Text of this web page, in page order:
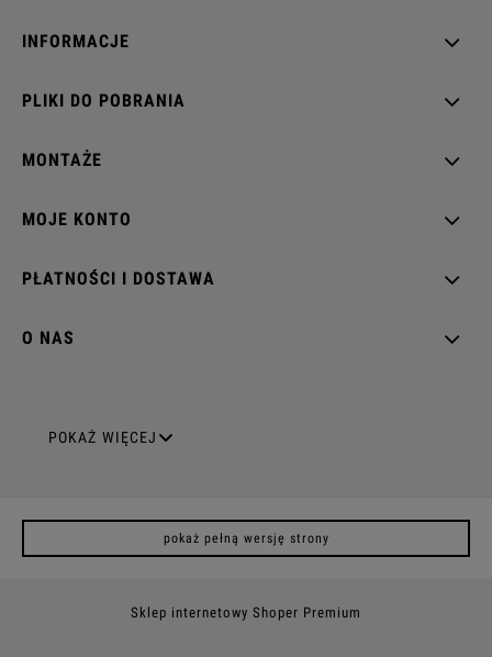
INFORMACJE
PLIKI DO POBRANIA
MONTAŻE
MOJE KONTO
PŁATNOŚCI I DOSTAWA
O NAS
GNIAZDA ELEKTRYCZNE
Gniazda podwójne z uziemieniem
POKAŻ WIĘCEJ
pokaż pełną wersję strony
Sklep internetowy Shoper Premium